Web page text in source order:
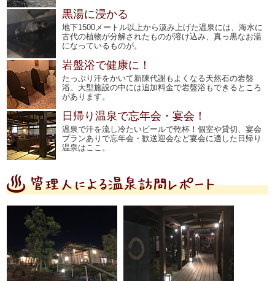
黒湯に浸かる
地下1500メートル以上から汲み上げた温泉には、海水に
古代の植物が分解されたものが溶け込み、真っ黒なお湯
になっているものが。
岩盤浴で健康に！
たっぷり汗をかいて新陳代謝もよくなる天然石の岩盤
浴。大型施設の中には追加料金で岩盤浴もできるところ
があります。
日帰り温泉で忘年会・宴会！
温泉で汗を流し冷たいビールで乾杯！個室や貸切、宴会
プランありで忘年会・歓送迎会など宴会に適した日帰り
温泉はここ。